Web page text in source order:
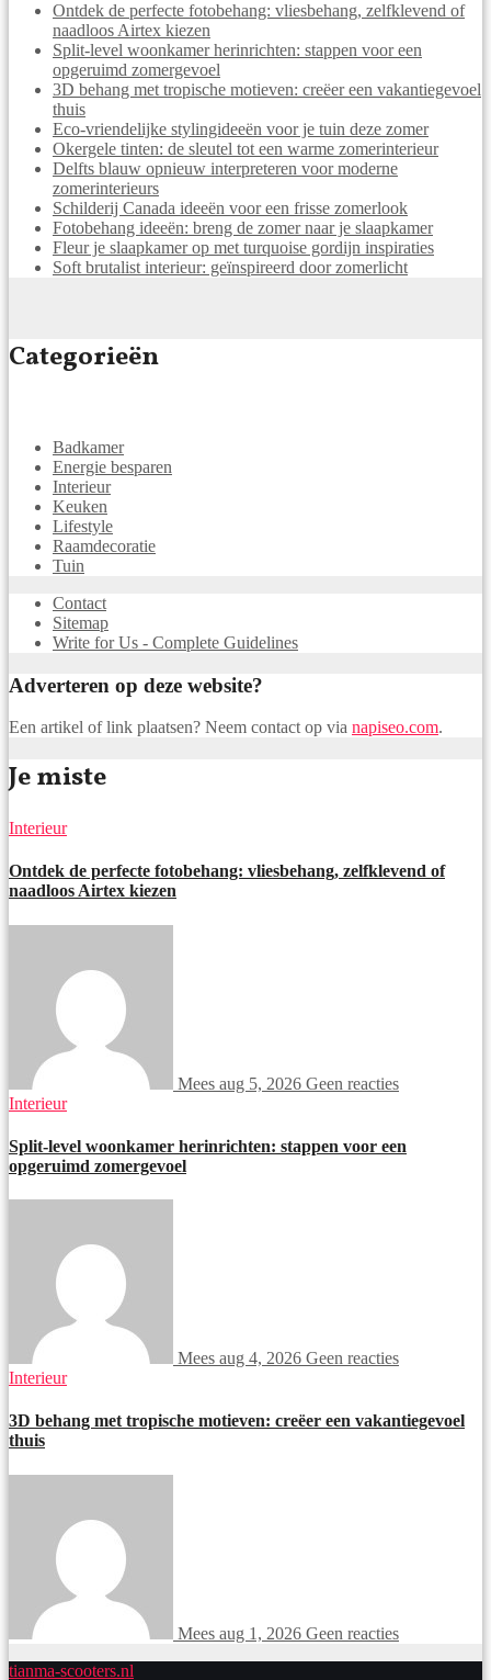
Ontdek de perfecte fotobehang: vliesbehang, zelfklevend of
naadloos Airtex kiezen
Split-level woonkamer herinrichten: stappen voor een
opgeruimd zomergevoel
3D behang met tropische motieven: creëer een vakantiegevoel
thuis
Eco-vriendelijke stylingideeën voor je tuin deze zomer
Okergele tinten: de sleutel tot een warme zomerinterieur
Delfts blauw opnieuw interpreteren voor moderne
zomerinterieurs
Schilderij Canada ideeën voor een frisse zomerlook
Fotobehang ideeën: breng de zomer naar je slaapkamer
Fleur je slaapkamer op met turquoise gordijn inspiraties
Soft brutalist interieur: geïnspireerd door zomerlicht
Categorieën
Badkamer
Energie besparen
Interieur
Keuken
Lifestyle
Raamdecoratie
Tuin
Contact
Sitemap
Write for Us - Complete Guidelines
Adverteren op deze website?
Een artikel of link plaatsen? Neem contact op via napiseo.com.
Je miste
Interieur
Ontdek de perfecte fotobehang: vliesbehang, zelfklevend of
naadloos Airtex kiezen
Mees aug 5, 2026 Geen reacties
Interieur
Split-level woonkamer herinrichten: stappen voor een
opgeruimd zomergevoel
Mees aug 4, 2026 Geen reacties
Interieur
3D behang met tropische motieven: creëer een vakantiegevoel
thuis
Mees aug 1, 2026 Geen reacties
tianma-scooters.nl